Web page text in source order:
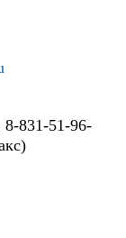
831-51-96-